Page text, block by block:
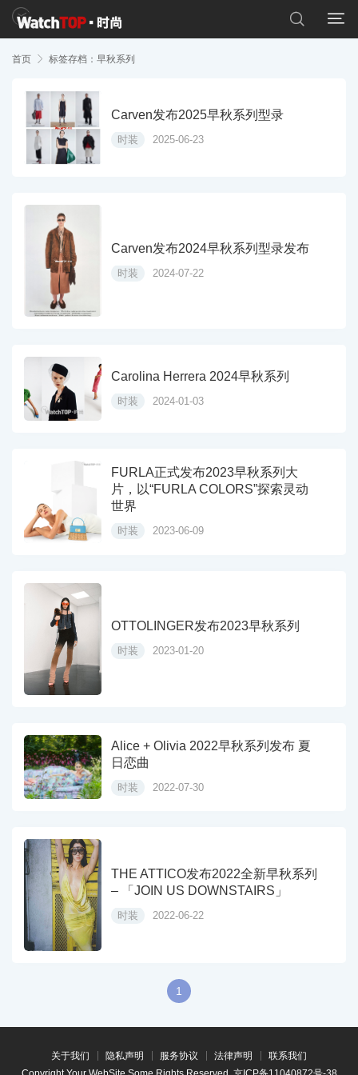


首页  标签存档：早秋系列
Carven发布2025早秋系列型录
时装 2025-06-23
Carven发布2024早秋系列型录发布
时装 2024-07-22
Carolina Herrera 2024早秋系列
时装 2024-01-03
FURLA正式发布2023早秋系列大
片，以“FURLA COLORS”探索灵动
世界
时装 2023-06-09
OTTOLINGER发布2023早秋系列
时装 2023-01-20
Alice + Olivia 2022早秋系列发布 夏
日恋曲
时装 2022-07-30
THE ATTICO发布2022全新早秋系列
– 「JOIN US DOWNSTAIRS」
时装 2022-06-22
1
关于我们 隐私声明 服务协议 法律声明
联系我们